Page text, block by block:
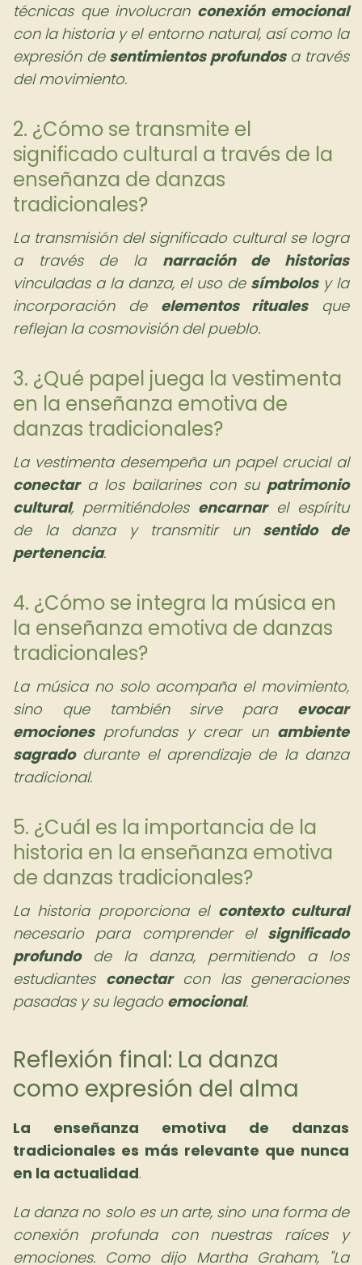
técnicas que involucran conexión emocional
con la historia y el entorno natural, así como la
expresión de sentimientos profundosa través
del movimiento.
2. ¿Cómo se transmite el
significado cultural a través de la
enseñanza de danzas
tradicionales?
La transmisión del significado cultural se logra
a través de la narración de historias
vinculadas a la danza, el uso de símbolosy la
incorporación de elementos ritualesque
reflejan la cosmovisión del pueblo.
3. ¿Qué papel juega la vestimenta
en la enseñanza emotiva de
danzas tradicionales?
La vestimenta desempeña un papel crucial al
conectara los bailarines con su patrimonio
cultural, permitiéndoles encarnarel espíritu
de la danza y transmitir un sentido de
pertenencia.
4. ¿Cómo se integra la música en
la enseñanza emotiva de danzas
tradicionales?
La música no solo acompaña el movimiento,
sino que también sirve para evocar
emocionesprofundas y crear un ambiente
sagradodurante el aprendizaje de la danza
tradicional.
5. ¿Cuál es la importancia de la
historia en la enseñanza emotiva
de danzas tradicionales?
La historia proporciona el contexto cultural
necesario para comprender el significado
profundode la danza, permitiendo a los
estudiantes conectarcon las generaciones
pasadas y su legado emocional.
Reflexión final: La danza
como expresión del alma
La enseñanza emotiva de danzas
tradicionales es más relevante que nunca
en la actualidad.
La danza no solo es un arte, sino una forma de
conexión profunda con nuestras raíces y
emociones. Como dijo Martha Graham, "La